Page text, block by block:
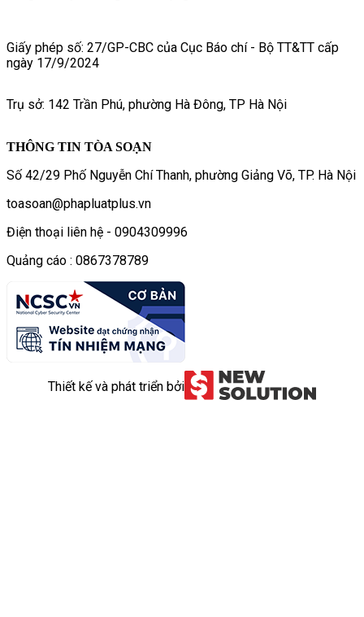
Giấy phép số: 27/GP-CBC của Cục Báo chí - Bộ TT&TT cấp
ngày 17/9/2024
Trụ sở: 142 Trần Phú, phường Hà Đông, TP Hà Nội
THÔNG TIN TÒA SOẠN
Số 42/29 Phố Nguyễn Chí Thanh, phường Giảng Võ, TP. Hà Nội
toasoan@phapluatplus.vn
Điện thoại liên hệ - 0904309996
Quảng cáo : 0867378789
Thiết kế và phát triển bởi